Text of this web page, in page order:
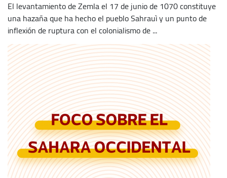
El levantamiento de Zemla el 17 de junio de 1070 constituye
una hazaña que ha hecho el pueblo Sahrauì y un punto de
inflexión de ruptura con el colonialismo de ...